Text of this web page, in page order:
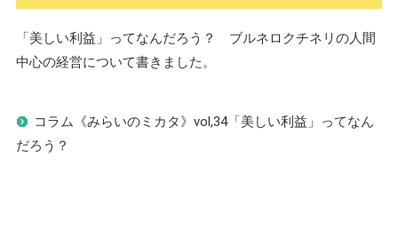
「美しい利益」ってなんだろう？ ブルネロクチネリの人間
中心の経営について書きました。
コラム《みらいのミカタ》vol,34「美しい利益」ってなん
だろう？